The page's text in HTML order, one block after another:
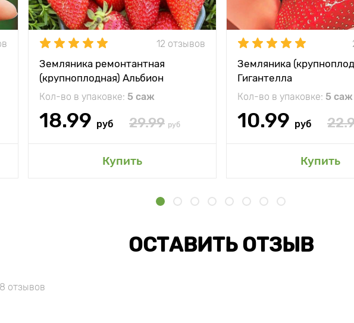
12 отзывов
Земляника ремонтантная
(крупноплодная) Альбион
Кол-во в упаковке: 5 саж
18.99 руб 29.99 руб
Купить
Земляника
Гигантелла
Кол-во в упаковке: 5 саж
10.99 руб
Купить
ОСТАВИТЬ ОТЗЫВ
отзывов